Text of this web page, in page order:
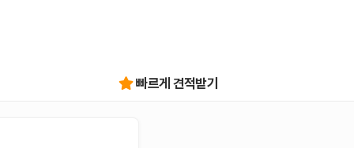
빠르게 견적받기